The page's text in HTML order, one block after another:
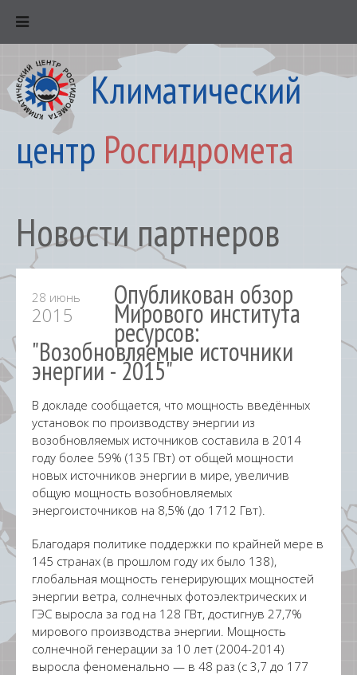
Климатический
центр Росгидромета
Новости партнеров
28 июнь
2015
Опубликован обзор
Мирового института
ресурсов:
"Возобновляемые источники
энергии - 2015"
В докладе сообщается, что мощность введённых
установок по производству энергии из
возобновляемых источников составила в 2014
году более 59% (135 ГВт) от общей мощности
новых источников энергии в мире, увеличив
общую мощность возобновляемых
энергоисточников на 8,5% (до 1712 Гвт).
Благодаря политике поддержки по крайней мере в
145 странах (в прошлом году их было 138),
глобальная мощность генерирующих мощностей
энергии ветра, солнечных фотоэлектрических и
ГЭС выросла за год на 128 ГВт, достигнув 27,7%
мирового производства энергии. Мощность
солнечной генерации за 10 лет (2004-2014)
выросла феноменально — в 48 раз (с 3,7 до 177